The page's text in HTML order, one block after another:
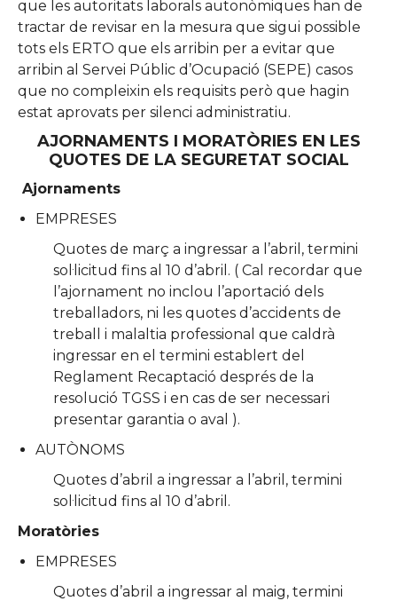
que les autoritats laborals autonòmiques han de
tractar de revisar en la mesura que sigui possible
tots els ERTO que els arribin per a evitar que
arribin al Servei Públic d’Ocupació (SEPE) casos
que no compleixin els requisits però que hagin
estat aprovats per silenci administratiu.
AJORNAMENTS I MORATÒRIES EN LES
QUOTES DE LA SEGURETAT SOCIAL
Ajornaments
EMPRESES
Quotes de març a ingressar a l’abril, termini
sol·licitud fins al 10 d’abril. ( Cal recordar que
l’ajornament no inclou l’aportació dels
treballadors, ni les quotes d’accidents de
treball i malaltia professional que caldrà
ingressar en el termini establert del
Reglament Recaptació després de la
resolució TGSS i en cas de ser necessari
presentar garantia o aval ).
AUTÒNOMS
Quotes d’abril a ingressar a l’abril, termini
sol·licitud fins al 10 d’abril.
Moratòries
EMPRESES
Quotes d’abril a ingressar al maig, termini